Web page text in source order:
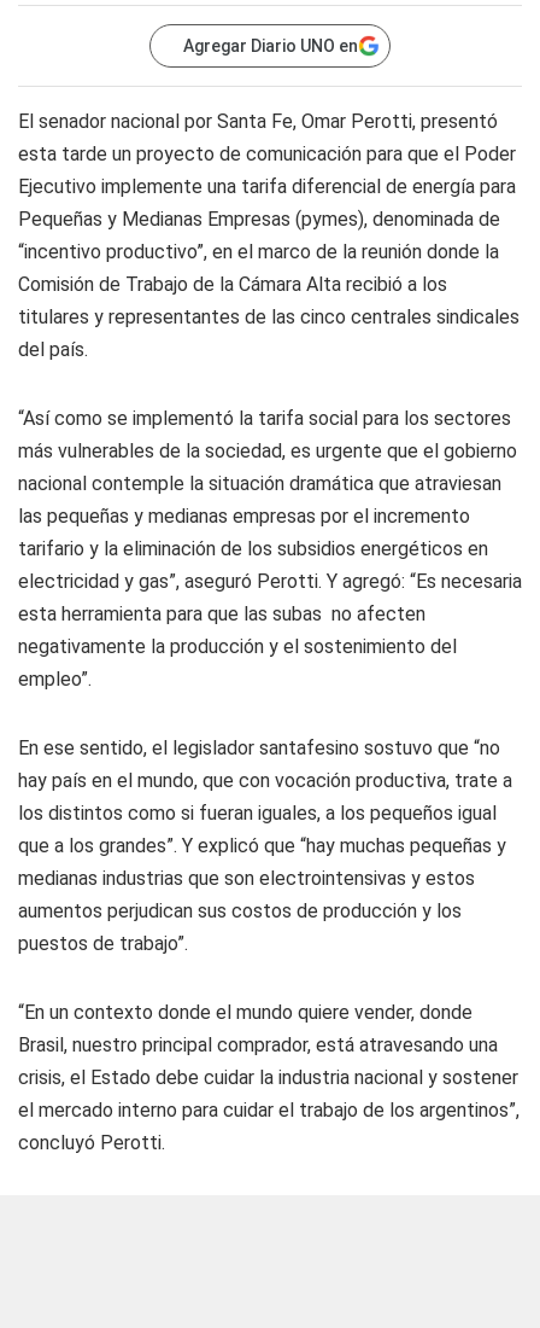
Agregar Diario UNO en
El senador nacional por Santa Fe, Omar Perotti, presentó
esta tarde un proyecto de comunicación para que el Poder
Ejecutivo implemente una tarifa diferencial de energía para
Pequeñas y Medianas Empresas (pymes), denominada de
“incentivo productivo”, en el marco de la reunión donde la
Comisión de Trabajo de la Cámara Alta recibió a los
titulares y representantes de las cinco centrales sindicales
del país.
“Así como se implementó la tarifa social para los sectores
más vulnerables de la sociedad, es urgente que el gobierno
nacional contemple la situación dramática que atraviesan
las pequeñas y medianas empresas por el incremento
tarifario y la eliminación de los subsidios energéticos en
electricidad y gas”, aseguró Perotti. Y agregó: “Es necesaria
esta herramienta para que las subas no afecten
negativamente la producción y el sostenimiento del
empleo”.
En ese sentido, el legislador santafesino sostuvo que “no
hay país en el mundo, que con vocación productiva, trate a
los distintos como si fueran iguales, a los pequeños igual
que a los grandes”. Y explicó que “hay muchas pequeñas y
medianas industrias que son electrointensivas y estos
aumentos perjudican sus costos de producción y los
puestos de trabajo”.
“En un contexto donde el mundo quiere vender, donde
Brasil, nuestro principal comprador, está atravesando una
crisis, el Estado debe cuidar la industria nacional y sostener
el mercado interno para cuidar el trabajo de los argentinos”,
concluyó Perotti.